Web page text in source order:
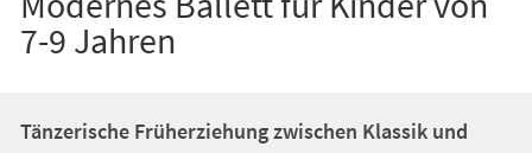
7-9 Jahren
Tänzerische Früherziehung zwischen Klassik und